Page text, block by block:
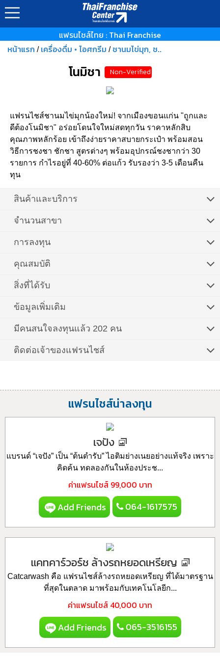
แฟรนไชส์ไทย : Thai Franchise
หน้าแรก / เครื่องดื่ม • ไอศกรีม / ชานมไข่มุก, ช..
โนมิชา Non-Verified
แฟรนไชส์ชานมไข่มุกน้องใหม่! จากเมืองขอนแก่น "ถูกและ
ดีต้องโนมิชา" อร่อยโดนใจใหม่สดทุกวัน ราคาหลักสิบ
คุณภาพหลักร้อย เข้าถึงง่ายราคาสบายกระเป๋า พร้อมสอน
วิธีการชงชา ชักชา สูตรต่างๆ พร้อมอุปกรณ์ชงชากว่า 30
รายการ กำไรอยู่ที่ 40-60% ต่อแก้ว รับรองว่า 3-5 เดือนคืน
ทุน
สินค้าและบริการ
จำนวนสาขา
การลงทุน
คุณสมบัติ
สิ่งที่ได้รับ
ข้อมูลเพิ่มเติม
มีคนสนใจลงทุนแล้ว 202 คน
ติดต่อเจ้าของแฟรนไชส์
แฟรนไชส์น่าลงทุน
เจปัง
แบรนด์ “เจปัง” เป็น “ต้นตำรับ” ไอติมย่างเนยอย่างแท้จริง เพราะ
คิดค้น ทดลองกันในห้องประช...
ค่าแฟรนไชส์ 99,000 บาท
Add Friends 064-1617575
แคทคาร์วอร์ช ล้างรถหยอดเหรียญ
Catcarwash คือ แฟรนไชส์ล้างรถหยอดเหรียญ ที่ได้มาตรฐาน
ที่สุดในตลาด มาพร้อมกับเทคโนโลยีก...
ค่าแฟรนไชส์ 40,000 บาท
Add Friends 065-3516155